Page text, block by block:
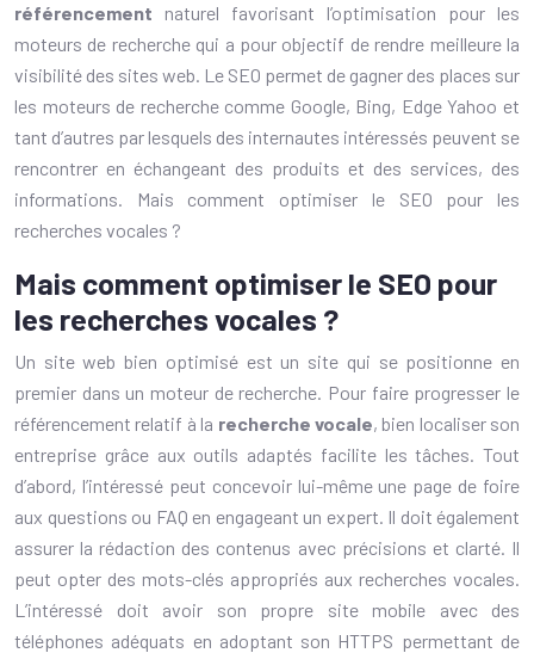
référencement naturel favorisant l’optimisation pour les
moteurs de recherche qui a pour objectif de rendre meilleure la
visibilité des sites web. Le SEO permet de gagner des places sur
les moteurs de recherche comme Google, Bing, Edge Yahoo et
tant d’autres par lesquels des internautes intéressés peuvent se
rencontrer en échangeant des produits et des services, des
informations. Mais comment optimiser le SEO pour les
recherches vocales ?
Mais comment optimiser le SEO pour
les recherches vocales ?
Un site web bien optimisé est un site qui se positionne en
premier dans un moteur de recherche. Pour faire progresser le
référencement relatif à la recherche vocale, bien localiser son
entreprise grâce aux outils adaptés facilite les tâches. Tout
d’abord, l’intéressé peut concevoir lui-même une page de foire
aux questions ou FAQ en engageant un expert. Il doit également
assurer la rédaction des contenus avec précisions et clarté. Il
peut opter des mots-clés appropriés aux recherches vocales.
L’intéressé doit avoir son propre site mobile avec des
téléphones adéquats en adoptant son HTTPS permettant de